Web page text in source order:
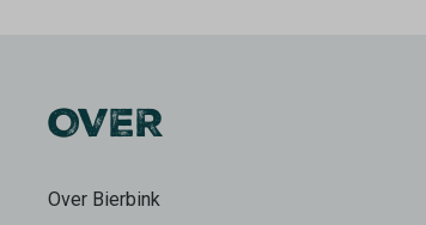
OVER
Over Bierbink